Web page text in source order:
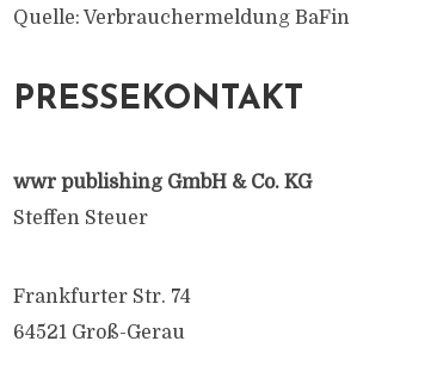
Quelle: Verbrauchermeldung BaFin
PRESSEKONTAKT
wwr publishing GmbH & Co. KG
Steffen Steuer
Frankfurter Str. 74
64521 Groß-Gerau